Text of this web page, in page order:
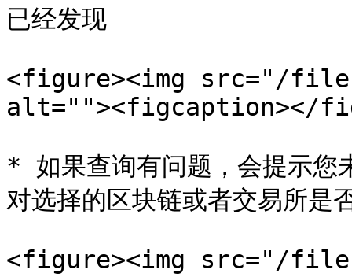
已经发现
<figure><img src="/files/
alt=""><figcaption></
* 如果查询有问题，会提示您
对选择的区块链或者交易所是
<figure><img src="/files/